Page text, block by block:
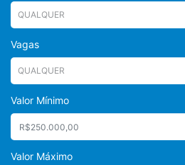
Vagas
Valor Mínimo
Valor Máximo